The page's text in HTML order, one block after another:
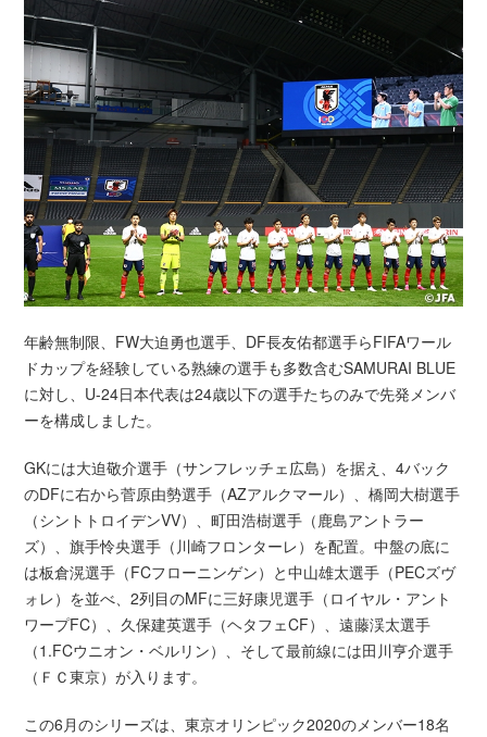
年齢無制限、FW大迫勇也選手、DF長友佑都選手らFIFAワール
ドカップを経験している熟練の選手も多数含むSAMURAI BLUE
に対し、U-24日本代表は24歳以下の選手たちのみで先発メンバ
ーを構成しました。
GKには大迫敬介選手（サンフレッチェ広島）を据え、4バック
のDFに右から菅原由勢選手（AZアルクマール）、橋岡大樹選手
（シントトロイデンVV）、町田浩樹選手（鹿島アントラー
ズ）、旗手怜央選手（川崎フロンターレ）を配置。中盤の底に
は板倉滉選手（FCフローニンゲン）と中山雄太選手（PECズヴ
ォレ）を並べ、2列目のMFに三好康児選手（ロイヤル・アント
ワープFC）、久保建英選手（ヘタフェCF）、遠藤渓太選手
（1.FCウニオン・ベルリン）、そして最前線には田川亨介選手
（ＦＣ東京）が入ります。
この6月のシリーズは、東京オリンピック2020のメンバー18名